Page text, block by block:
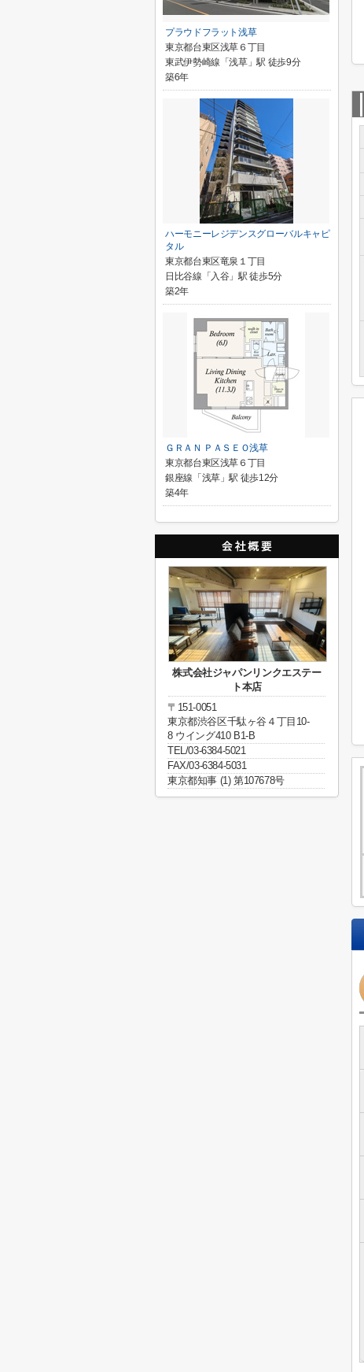
プラウドフラット浅草
東京都台東区浅草６丁目
東武伊勢崎線「浅草」駅 徒歩9分
築6年
ハーモニーレジデンスグローバルキャピ
タル
東京都台東区竜泉１丁目
日比谷線「入谷」駅 徒歩5分
築2年
ＧＲＡＮ ＰＡＳＥＯ浅草
東京都台東区浅草６丁目
銀座線「浅草」駅 徒歩12分
築4年
株式会社ジャパンリンクエステー
ト本店
〒151-0051
東京都渋谷区千駄ヶ谷４丁目10-
8 ウイング410 B1-B
TEL/03-6384-5021
FAX/03-6384-5031
東京都知事 (1) 第107678号